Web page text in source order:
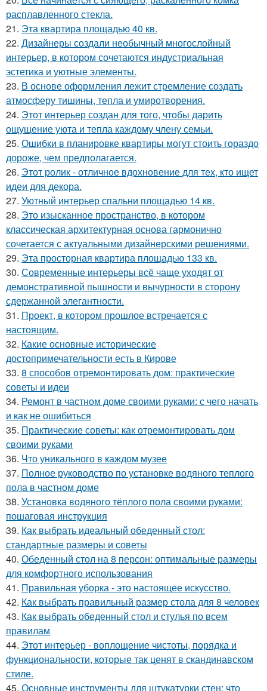
расплавленного стекла.
21. Эта квартира площадью 40 кв.
22. Дизайнеры создали необычный многослойный
интерьер, в котором сочетаются индустриальная
эстетика и уютные элементы.
23. В основе оформления лежит стремление создать
атмосферу тишины, тепла и умиротворения.
24. Этот интерьер создан для того, чтобы дарить
ощущение уюта и тепла каждому члену семьи.
25. Ошибки в планировке квартиры могут стоить гораздо
дороже, чем предполагается.
26. Этот ролик - отличное вдохновение для тех, кто ищет
идеи для декора.
27. Уютный интерьер спальни площадью 14 кв.
28. Это изысканное пространство, в котором
классическая архитектурная основа гармонично
сочетается с актуальными дизайнерскими решениями.
29. Эта просторная квартира площадью 133 кв.
30. Современные интерьеры всё чаще уходят от
демонстративной пышности и вычурности в сторону
сдержанной элегантности.
31. Проект, в котором прошлое встречается с
настоящим.
32. Какие основные исторические
достопримечательности есть в Кирове
33. 8 способов отремонтировать дом: практические
советы и идеи
34. Ремонт в частном доме своими руками: с чего начать
и как не ошибиться
35. Практические советы: как отремонтировать дом
своими руками
36. Что уникального в каждом музее
37. Полное руководство по установке водяного теплого
пола в частном доме
38. Установка водяного тёплого пола своими руками:
пошаговая инструкция
39. Как выбрать идеальный обеденный стол:
стандартные размеры и советы
40. Обеденный стол на 8 персон: оптимальные размеры
для комфортного использования
41. Правильная уборка - это настоящее искусство.
42. Как выбрать правильный размер стола для 8 человек
43. Как выбрать обеденный стол и стулья по всем
правилам
44. Этот интерьер - воплощение чистоты, порядка и
функциональности, которые так ценят в скандинавском
стиле.
45. Основные инструменты для штукатурки стен: что